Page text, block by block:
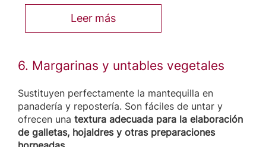
Leer más
6. Margarinas y untables vegetales
Sustituyen perfectamente la mantequilla en
panadería y repostería. Son fáciles de untar y
ofrecen una textura adecuada para la elaboración
de galletas, hojaldres y otras preparaciones